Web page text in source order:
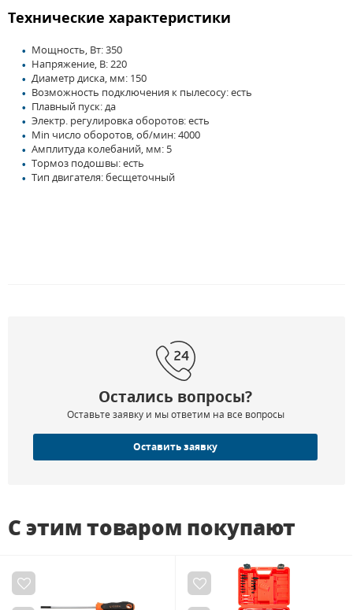
Технические характеристики
Мощность, Вт: 350
Напряжение, В: 220
Диаметр диска, мм: 150
Возможность подключения к пылесосу: есть
Плавный пуск: да
Электр. регулировка оборотов: есть
Min число оборотов, об/мин: 4000
Амплитуда колебаний, мм: 5
Тормоз подошвы: есть
Тип двигателя: бесщеточный
Остались вопросы?
Оставьте заявку и мы ответим на все вопросы
Оставить заявку
С этим товаром покупают